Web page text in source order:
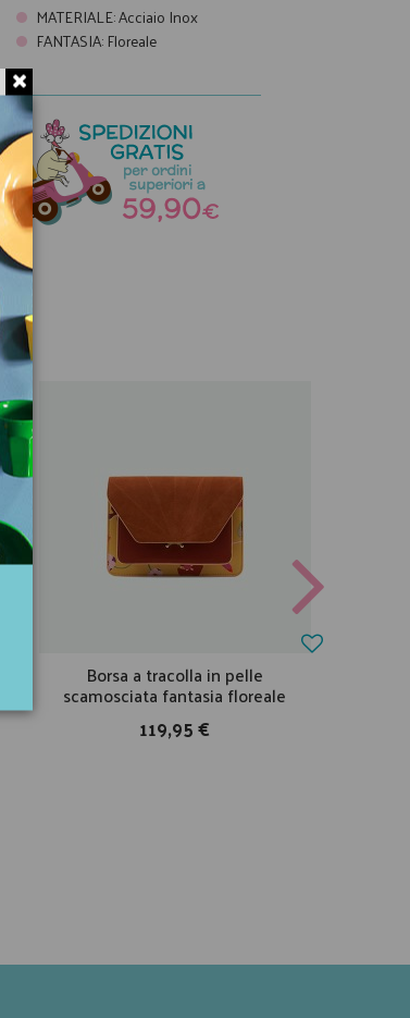
MATERIALE:Acciaio Inox
FANTASIA: Floreale
Borsa a tracolla in pelle
scamosciata fantasia floreale
119,95 €